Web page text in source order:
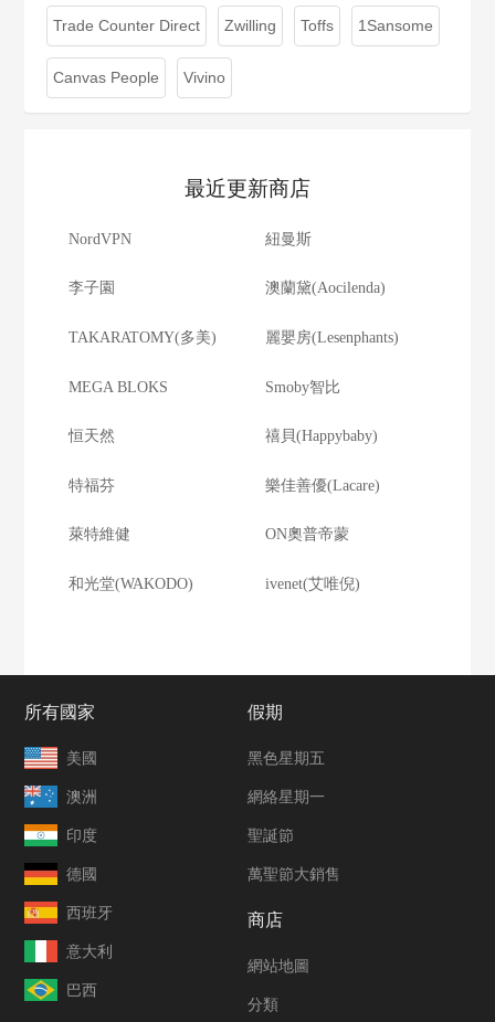
Trade Counter Direct Zwilling Toffs 1Sansome
Canvas People Vivino
最近更新商店
NordVPN 紐曼斯
李子園 澳蘭黛(Aocilenda)
TAKARATOMY(多美) 麗嬰房(Lesenphants)
MEGA BLOKS Smoby智比
恒天然 禧貝(Happybaby)
特福芬 樂佳善優(Lacare)
萊特維健 ON奧普帝蒙
和光堂(WAKODO) ivenet(艾唯倪)
所有國家
美國
澳洲
印度
德國
西班牙
意大利
巴西
假期
黑色星期五
網絡星期一
聖誕節
萬聖節大銷售
商店
網站地圖
分類